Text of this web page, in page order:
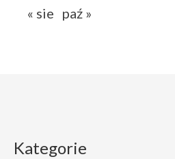
« sie paź »
Kategorie